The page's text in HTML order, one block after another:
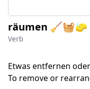
räumen 🧹🧺🧽
Verb
Etwas entfernen
To remove or